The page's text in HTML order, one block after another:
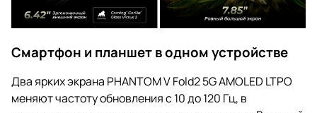
Смартфон и планшет в одном устройстве
Два ярких экрана PHANTOM V Fold2 5G AMOLED LTPO
меняют частоту обновления с 10 до 120 Гц, в